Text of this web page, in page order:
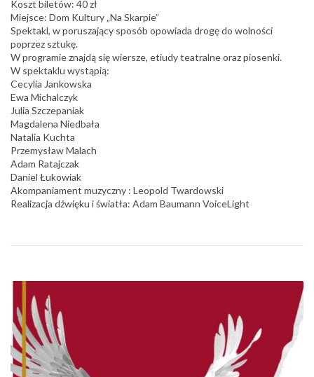
Koszt biletów: 40 zł
Miejsce: Dom Kultury „Na Skarpie”
Spektakl, w poruszający sposób opowiada drogę do wolności
poprzez sztukę.
W programie znajdą się wiersze, etiudy teatralne oraz piosenki.
W spektaklu wystąpią:
Cecylia Jankowska
Ewa Michalczyk
Julia Szczepaniak
Magdalena Niedbała
Natalia Kuchta
Przemysław Malach
Adam Ratajczak
Daniel Łukowiak
Akompaniament muzyczny : Leopold Twardowski
Realizacja dźwięku i światła: Adam Baumann VoiceLight